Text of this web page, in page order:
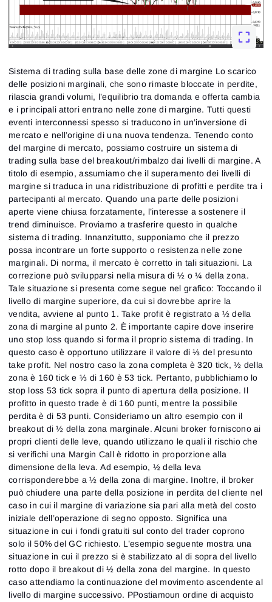
Sistema di trading sulla base delle zone di margine Lo scarico
delle posizioni marginali, che sono rimaste bloccate in perdite,
rilascia grandi volumi, l’equilibrio tra domanda e offerta cambia
e i principali attori entrano nelle zone di margine. Tutti questi
eventi interconnessi spesso si traducono in un’inversione di
mercato e nell’origine di una nuova tendenza. Tenendo conto
del margine di mercato, possiamo costruire un sistema di
trading sulla base del breakout/rimbalzo dai livelli di margine. A
titolo di esempio, assumiamo che il superamento dei livelli di
margine si traduca in una ridistribuzione di profitti e perdite tra i
partecipanti al mercato. Quando una parte delle posizioni
aperte viene chiusa forzatamente, l’interesse a sostenere il
trend diminuisce. Proviamo a trasferire questo in qualche
sistema di trading. Innanzitutto, supponiamo che il prezzo
possa incontrare un forte supporto o resistenza nelle zone
marginali. Di norma, il mercato è corretto in tali situazioni. La
correzione può svilupparsi nella misura di ½ o ¼ della zona.
Tale situazione si presenta come segue nel grafico: Toccando il
livello di margine superiore, da cui si dovrebbe aprire la
vendita, avviene al punto 1. Take profit è registrato a ½ della
zona di margine al punto 2. È importante capire dove inserire
uno stop loss quando si forma il proprio sistema di trading. In
questo caso è opportuno utilizzare il valore di ⅓ del presunto
take profit. Nel nostro caso la zona completa è 320 tick, ½ della
zona è 160 tick e ⅓ di 160 è 53 tick. Pertanto, pubblichiamo lo
stop loss 53 tick sopra il punto di apertura della posizione. Il
profitto in questo trade è di 160 punti, mentre la possibile
perdita è di 53 punti. Consideriamo un altro esempio con il
breakout di ½ della zona marginale. Alcuni broker forniscono ai
propri clienti delle leve, quando utilizzano le quali il rischio che
si verifichi una Margin Call è ridotto in proporzione alla
dimensione della leva. Ad esempio, ½ della leva
corrisponderebbe a ½ della zona di margine. Inoltre, il broker
può chiudere una parte della posizione in perdita del cliente nel
caso in cui il margine di variazione sia pari alla metà del costo
iniziale dell’operazione di segno opposto. Significa una
situazione in cui i fondi gratuiti sul conto del trader coprono
solo il 50% del GC richiesto. L’esempio seguente mostra una
situazione in cui il prezzo si è stabilizzato al di sopra del livello
rotto dopo il breakout di ½ della zona del margine. In questo
caso attendiamo la continuazione del movimento ascendente al
livello di margine successivo. PPostiamoun ordine di acquisto